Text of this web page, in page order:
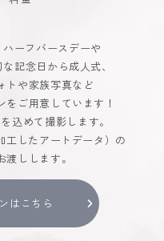
ーフバースデーや
記念日から成人式、
トや家族写真など
ご用意しています！
込めて撮影します。
工したアートデータ）の
しします。
はこちら